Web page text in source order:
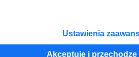
Ustawienia
Akceptuję i
Zobacz również